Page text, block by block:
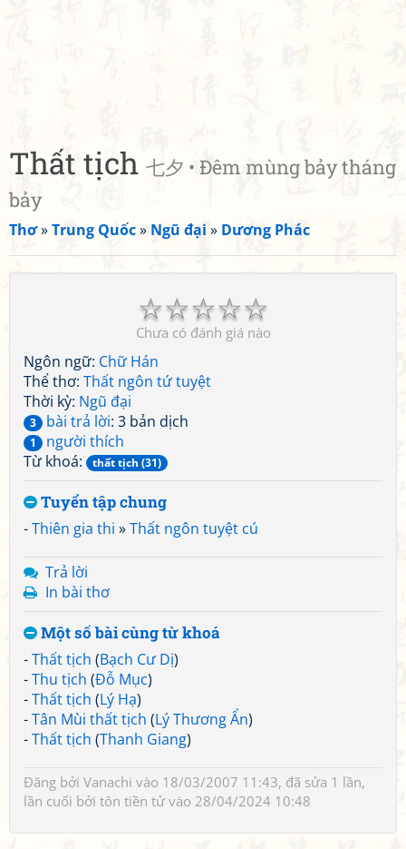
Thất tịch 七夕 • Đêm mùng bảy tháng
bảy
Thơ»Trung Quốc» Ngũ đại » Dương Phác
☆
☆
☆
☆
☆
Chưa có đánh giá nào
Ngôn ngữ: Chữ Hán
Thể thơ: Thất ngôn tứ tuyệt
Thời kỳ: Ngũ đại
3 bài trả lời: 3 bản dịch
1
người thích
Từ khoá:
thất tịch (31)
Tuyển tập chung
-Thiên gia thi »Thất ngôn tuyệt cú
Trả lời
In bài thơ
Một số bài cùng từ khoá
-Thất tịch (Bạch Cư Dị)
-Thu tịch (Đỗ Mục)
-Thất tịch (Lý Hạ)
-Tân Mùi thất tịch (Lý Thương Ẩn)
-Thất tịch (Thanh Giang)
Đăng bởi Vanachi vào 18/03/2007 11:43, đã sửa 1 lần,
lần cuối bởi tôn tiền tửvào 28/04/2024 10:48